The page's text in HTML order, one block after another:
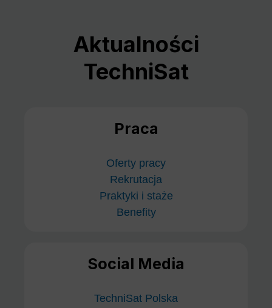
Aktualności
TechniSat
Praca
Oferty pracy
Rekrutacja
Praktyki i staże
Benefity
Social Media
TechniSat Polska